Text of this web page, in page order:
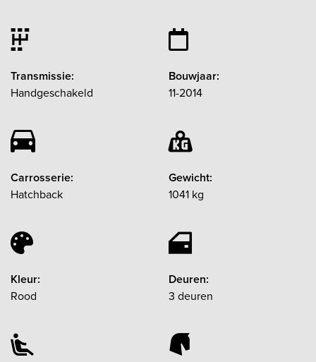
Transmissie:
Handgeschakeld
Bouwjaar:
11-2014
Carrosserie:
Hatchback
Gewicht:
1041 kg
Kleur:
Rood
Deuren:
3 deuren